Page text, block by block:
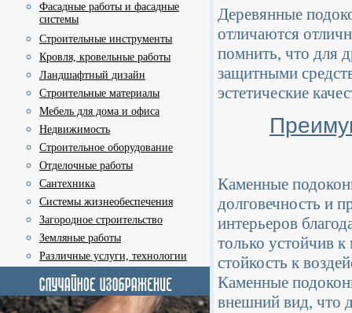
Фасадные работы и фасадные
системы
Строительные инструменты
Кровля, кровельные работы
Ландшафтный дизайн
Строительные материалы
Мебель для дома и офиса
Недвижимость
Строительное оборудование
Отделочные работы
Сантехника
Системы жизнеобеспечения
Загородное строительство
Земляные работы
Различные услуги, технологии
Деревянные
отличаются
помнить, что для
защитными
эстетические
Каменные
долговечность и
интерьеров
только устойчив
стойкость к
Каменные
внешний вид, что